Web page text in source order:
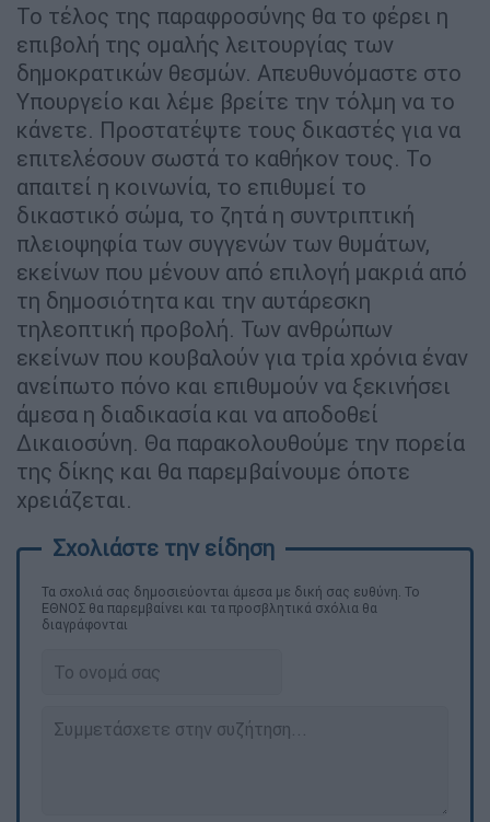
Το τέλος της παραφροσύνης θα το φέρει η
επιβολή της ομαλής λειτουργίας των
δημοκρατικών θεσμών. Απευθυνόμαστε στο
Υπουργείο και λέμε βρείτε την τόλμη να το
κάνετε. Προστατέψτε τους δικαστές για να
επιτελέσουν σωστά το καθήκον τους. Το
απαιτεί η κοινωνία, το επιθυμεί το
δικαστικό σώμα, το ζητά η συντριπτική
πλειοψηφία των συγγενών των θυμάτων,
εκείνων που μένουν από επιλογή μακριά από
τη δημοσιότητα και την αυτάρεσκη
τηλεοπτική προβολή. Των ανθρώπων
εκείνων που κουβαλούν για τρία χρόνια έναν
ανείπωτο πόνο και επιθυμούν να ξεκινήσει
άμεσα η διαδικασία και να αποδοθεί
Δικαιοσύνη. Θα παρακολουθούμε την πορεία
της δίκης και θα παρεμβαίνουμε όποτε
χρειάζεται.
Τα σχολιά σας δημοσιεύονται άμεσα με δική σας ευθύνη. Το
ΕΘΝΟΣ θα παρεμβαίνει και τα προσβλητικά σχόλια θα
διαγράφονται